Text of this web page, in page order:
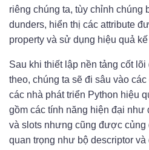
riêng chúng ta, tùy chỉnh chúng
dunders, hiển thị các attribute
property và sử dụng hiệu quả
Sau khi thiết lập nền tảng cốt
theo, chúng ta sẽ đi sâu vào
các nhà phát triển Python hiệu
gồm các tính năng hiện đại như
và slots nhưng cũng được củng
quan trọng như bộ descriptor và